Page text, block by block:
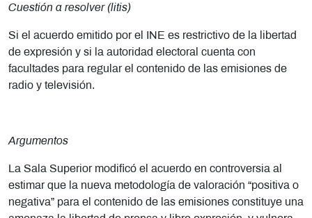
Cuestión a resolver (litis)
Si el acuerdo emitido por el INE es restrictivo de la libertad
de expresión y si la autoridad electoral cuenta con
facultades para regular el contenido de las emisiones de
radio y televisión.
Argumentos
La Sala Superior modificó el acuerdo en controversia al
estimar que la nueva metodología de valoración “positiva o
negativa” para el contenido de las emisiones constituye una